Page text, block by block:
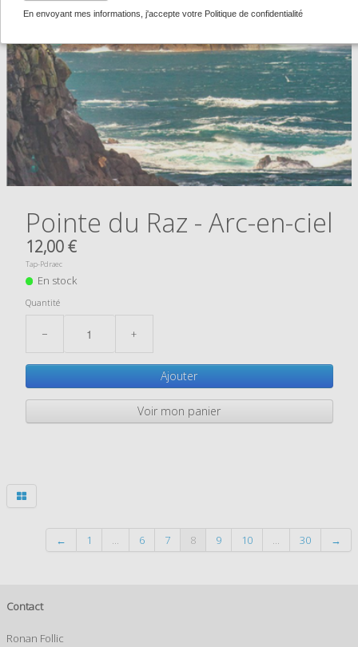
0
Pointe du Raz - Arc-en-ciel
12,00 €
Tap-Pdraec
En stock
Quantité
− +
Ajouter
Voir mon panier
← 1 6 7 8 9 10 30 →
Contact
Ronan Follic
En envoyant mes informations, j'accepte votre Politique de confidentialité